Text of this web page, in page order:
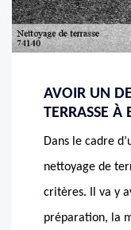
AVOIR UN
TERRASSE À
Dans le cadre
nettoyage de
critères. Il va y
préparation, la